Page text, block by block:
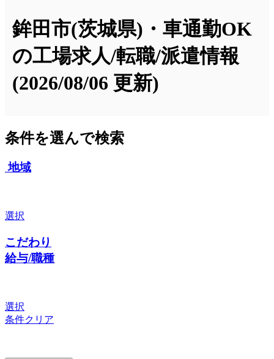
鉾田市(茨城県)・車通勤OK
の工場求人/転職/派遣情報
(2026/08/06 更新)
条件を選んで検索
地域
選択
こだわり
給与/職種
選択
条件クリア